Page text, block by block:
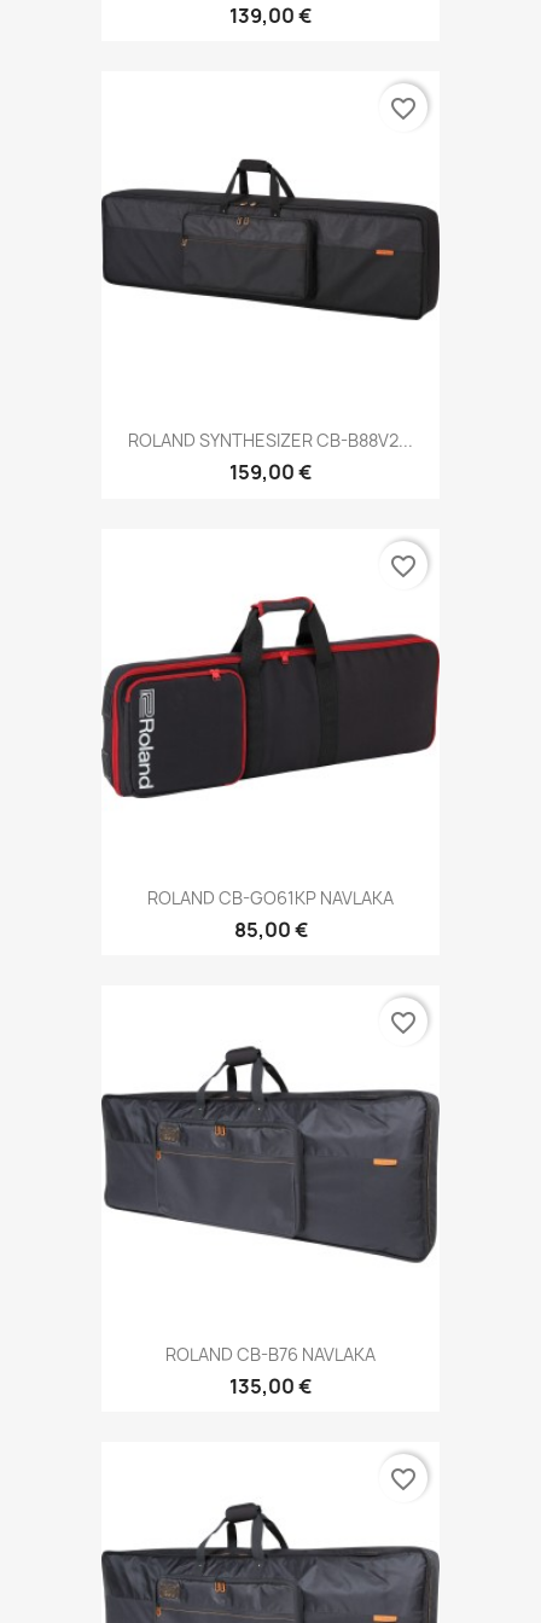
139,00 €
ROLAND SYNTHESIZER CB-B88V2...
159,00 €
favorite_border
ROLAND CB-GO61KP NAVLAKA
85,00 €
favorite_border
ROLAND CB-B76 NAVLAKA
135,00 €
favorite_border
favorite_border